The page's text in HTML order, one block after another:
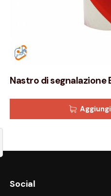
Nastro di segnalazione
Social